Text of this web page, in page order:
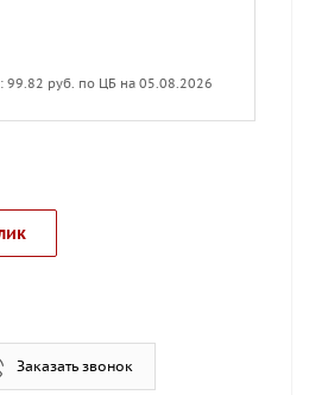
99.82 руб. по ЦБ на 05.08.2026
Заказать звонок